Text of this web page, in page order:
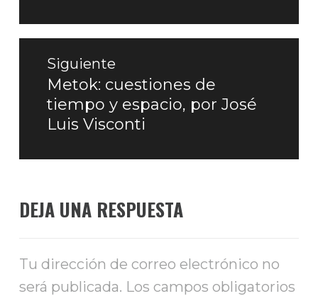
Siguiente
Entrada
siguiente:
Metok: cuestiones de
tiempo y espacio, por José
Luis Visconti
DEJA UNA RESPUESTA
Tu dirección de correo electrónico no
será publicada. Los campos obligatorios